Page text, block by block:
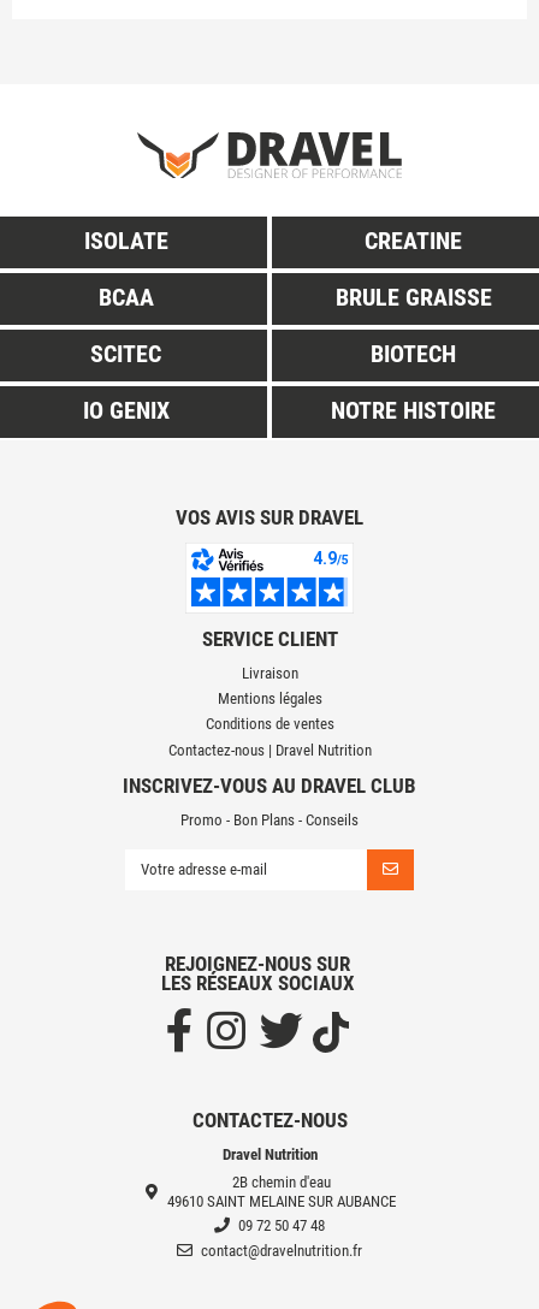
ISOLATE
CREATINE
BCAA
BRULE GRAISSE
SCITEC
BIOTECH
IO GENIX
NOTRE HISTOIRE
VOS AVIS SUR DRAVEL
SERVICE CLIENT
Livraison
Mentions légales
Conditions de ventes
Contactez-nous | Dravel Nutrition
CONTACTEZ-NOUS
Dravel Nutrition
2B chemin d'eau
49610 SAINT MELAINE SUR AUBANCE
09 72 50 47 48
contact@dravelnutrition.fr
INSCRIVEZ-VOUS AU DRAVEL CLUB
Promo - Bon Plans - Conseils
REJOIGNEZ-NOUS SUR
LES RÉSEAUX SOCIAUX